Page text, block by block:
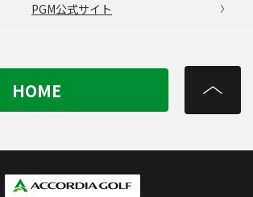
PGM公式サイト
HOME